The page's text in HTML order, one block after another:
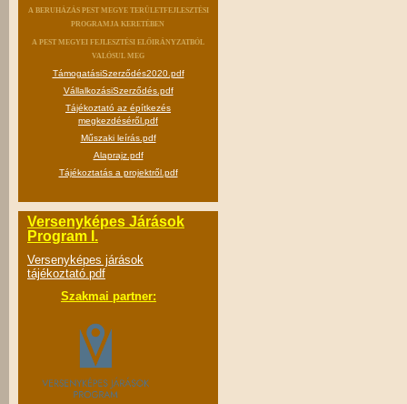
A BERUHÁZÁS PEST MEGYE TERÜLETFEJLESZTÉSI
PROGRAMJA KERETÉBEN
A PEST MEGYEI FEJLESZTÉSI ELŐIRÁNYZATBÓL
VALÓSUL MEG
TámogatásiSzerződés2020.pdf
VállalkozásiSzerződés.pdf
Tájékoztató az építkezés
megkezdéséről.pdf
Műszaki leírás.pdf
Alaprajz.pdf
Tájékoztatás a projektről.pdf
Versenyképes Járások
Program I.
Versenyképes járások
tájékoztató.pdf
Szakmai partner: